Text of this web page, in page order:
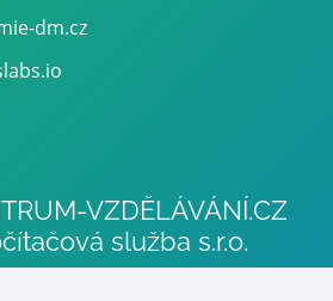
dm.cz
VZDĚLÁVÁNÍ.CZ
služba s.r.o.